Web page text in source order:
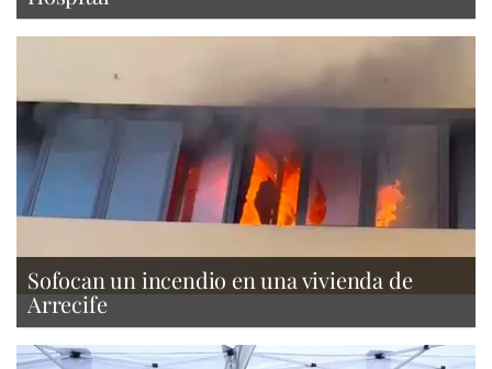
Sofocan un incendio en una vivienda de
Arrecife